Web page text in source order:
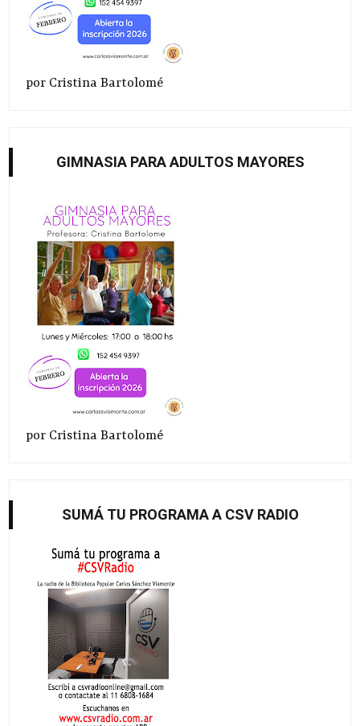
por Cristina Bartolomé
GIMNASIA PARA ADULTOS MAYORES
por Cristina Bartolomé
SUMÁ TU PROGRAMA A CSV RADIO